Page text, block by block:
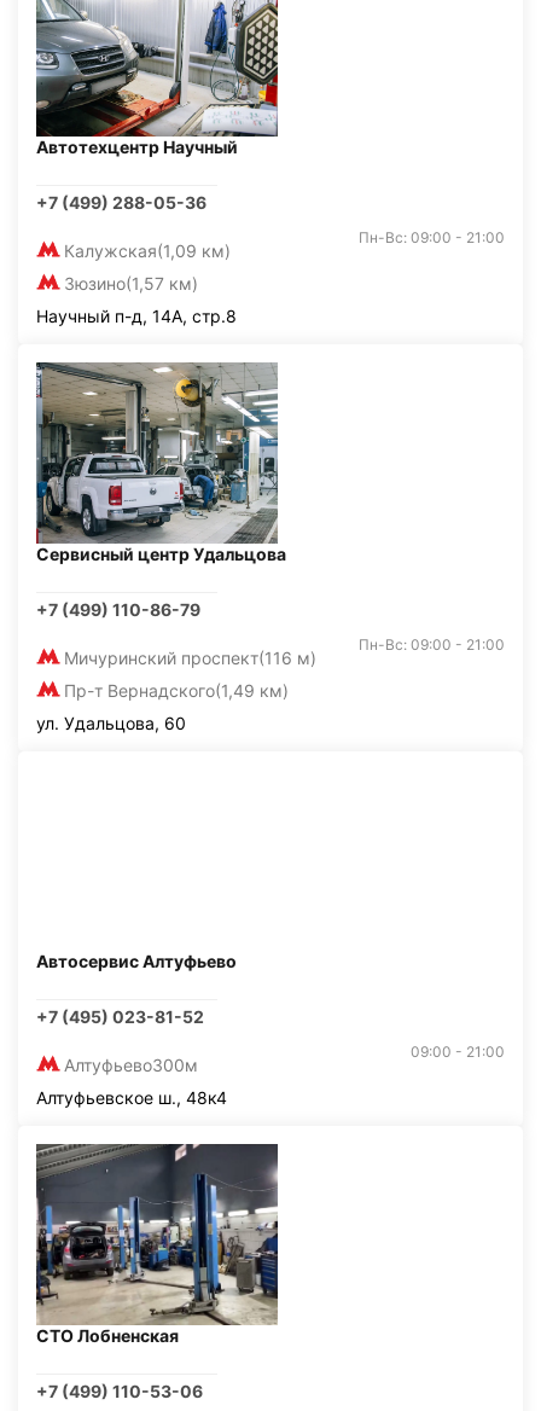
Автотехцентр Научный
+7 (499) 288-05-36
Калужская(1,09 км)
Зюзино(1,57 км)
Пн-Вс: 09:00 - 21:00
Научный п-д, 14А, стр.8
Сервисный центр Удальцова
+7 (499) 110-86-79
Мичуринский проспект(116 м)
Пр-т Вернадского(1,49 км)
Пн-Вс: 09:00 - 21:00
ул. Удальцова, 60
Автосервис Алтуфьево
+7 (495) 023-81-52
Алтуфьево300м
09:00 - 21:00
Алтуфьевское ш., 48к4
СТО Лобненская
+7 (499) 110-53-06